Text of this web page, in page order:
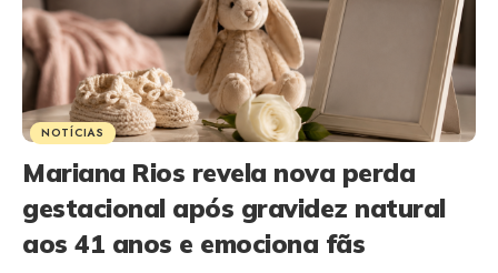
NOTÍCIAS
Mariana Rios revela nova perda
gestacional após gravidez natural
aos 41 anos e emociona fãs